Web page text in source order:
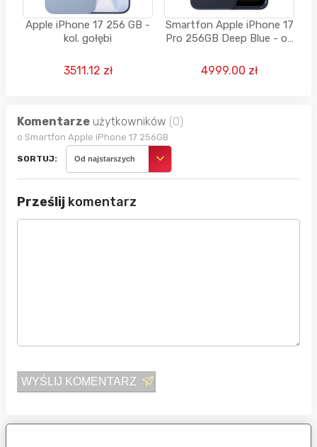
Apple iPhone 17 256 GB -
kol. gołębi
3511.12 zł
Smartfon Apple iPhone 17
Pro 256GB Deep Blue - od
4999.00 zł
Komentarze użytkowników (0)
o Smartfon Apple iPhone 17 256GB
SORTUJ: Od najstarszych
Prześlij komentarz
WYŚLIJ KOMENTARZ